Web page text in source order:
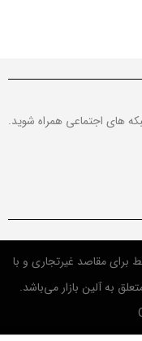
های اجتماعی همراه شوید.
برای مقاصد غیرتجاری و با
به آلین بازار می‌باشد.